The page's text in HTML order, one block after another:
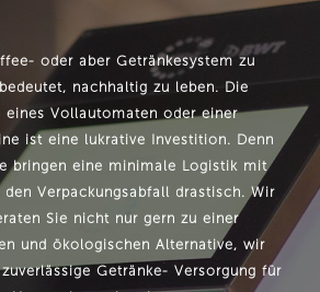
oder aber Getränkesystem zu
nachhaltig zu leben. Die
eines Vollautomaten oder einer
ist eine lukrative Investition. Denn
bringen eine minimale Logistik mit
Verpackungsabfall drastisch. Wir
Sie nicht nur gern zu einer
und ökologischen Alternative, wir
Getränke- Versorgung für